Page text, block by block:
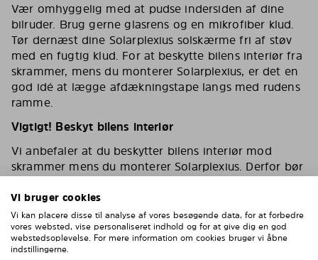
Vær omhyggelig med at pudse indersiden af dine
bilruder. Brug gerne glasrens og en mikrofiber klud.
Tør dernæst dine Solarplexius solskærme fri af støv
med en fugtig klud. For at beskytte bilens interiør fra
skrammer, mens du monterer Solarplexius, er det en
god idé at lægge afdækningstape langs med rudens
ramme.
Vigtigt! Beskyt bilens interiør
Vi anbefaler at du beskytter bilens interiør mod
skrammer mens du monterer Solarplexius. Derfor bør
omkring ruden eller dække toppen af dørens interiør
af.
Vi bruger cookies
Vi kan placere disse til analyse af vores besøgende data, for at forbedre
vores websted, vise personaliseret indhold og for at give dig en god
webstedsoplevelse. For mere information om cookies bruger vi åbne
indstillingerne.